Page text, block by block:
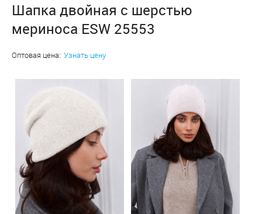
Шапка двойная с шерстью
мериноса ESW 25553
Оптовая цена: Узнать цену